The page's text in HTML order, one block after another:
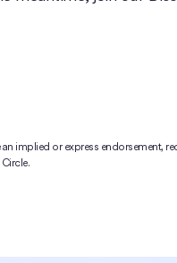
implied or express endorsement,